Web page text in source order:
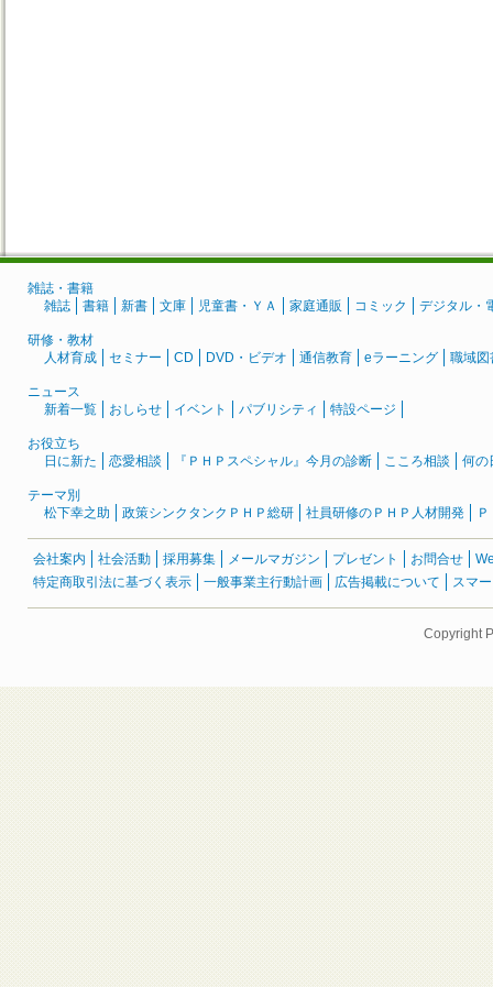
雑誌・書籍
雑誌
書籍 新書 文庫 児童書・ＹＡ 家庭通販 コミック デジタル・
研修・教材
人材育成
セミナー CD DVD・ビデオ 通信教育 eラーニング 職域図
ニュース
新着一覧
おしらせ イベント パブリシティ 特設ページ
お役立ち
日に新た
恋愛相談 『ＰＨＰスペシャル』今月の診断 こころ相談 何の
テーマ別
松下幸之助
政策シンクタンクＰＨＰ総研 社員研修のＰＨＰ人材開発
会社案内 社会活動 採用募集 メールマガジン プレゼント お問合せ
特定商取引法に基づく表示
一般事業主行動計画 広告掲載について スマ
Copyright